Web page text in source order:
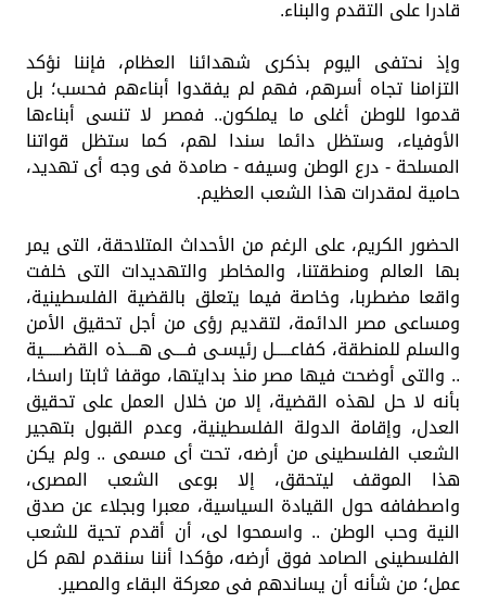
قادرا على التقدم والبناء.
وإذ نحتفى اليوم بذكرى شهدائنا العظام، فإننا نؤكد
التزامنا تجاه أسرهم، فهم لم يفقدوا أبناءهم فحسب؛ بل
قدموا للوطن أغلى ما يملكون.. فمصر لا تنسى أبناءها
الأوفياء، وستظل دائما سندا لهم، كما ستظل قواتنا
المسلحة - درع الوطن وسيفه - صامدة فى وجه أى تهديد،
حامية لمقدرات هذا الشعب العظيم.
الحضور الكريم، على الرغم من الأحداث المتلاحقة، التى يمر
بها العالم ومنطقتنا، والمخاطر والتهديدات التى خلفت
واقعا مضطربا، وخاصة فيما يتعلق بالقضية الفلسطينية،
ومساعى مصر الدائمة، لتقديم رؤى من أجل تحقيق الأمن
والسلم للمنطقة، كفاعـــــل رئيسـى فــــى هــــذه القضــــــية
.. والتى أوضحت فيها مصر منذ بدايتها، موقفا ثابتا راسخا،
بأنه لا حل لهذه القضية، إلا من خلال العمل على تحقيق
العدل، وإقامة الدولة الفلسطينية، وعدم القبول بتهجير
الشعب الفلسطينى من أرضه، تحت أى مسمى .. ولم يكن
هذا الموقف ليتحقق، إلا بوعى الشعب المصرى،
واصطفافه حول القيادة السياسية، معبرا وبجلاء عن صدق
النية وحب الوطن .. واسمحوا لى، أن أقدم تحية للشعب
الفلسطينى الصامد فوق أرضه، مؤكدا أننا سنقدم لهم كل
عمل؛ من شأنه أن يساندهم فى معركة البقاء والمصير.